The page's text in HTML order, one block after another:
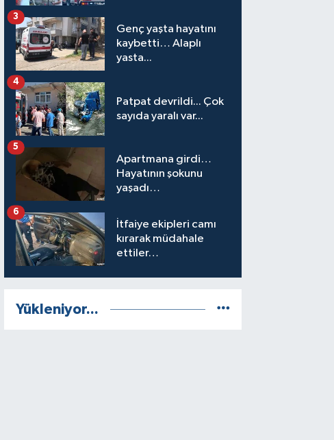
Genç yaşta hayatını
kaybetti… Alaplı
yasta...
3
Patpat devrildi... Çok
sayıda yaralı var...
4
Apartmana girdi…
Hayatının şokunu
yaşadı…
5
İtfaiye ekipleri camı
kırarak müdahale
ettiler…
6
Yükleniyor...